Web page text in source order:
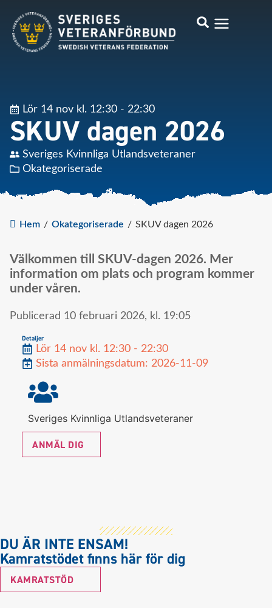
Lör 14 nov kl. 12:30 - 22:30
SKUV dagen 2026
Sveriges Kvinnliga Utlandsveteraner
Okategoriserade
Hem / Okategoriserade / SKUV dagen 2026
Välkommen till SKUV-dagen 2026. Mer
information om plats och program kommer
under våren.
Publicerad 10 februari 2026, kl. 19:05
Detaljer
Lör 14 nov kl. 12:30 - 22:30
Sista anmälningsdatum: 2026-11-09
Sveriges Kvinnliga Utlandsveteraner
ANMÄL DIG
DU ÄR INTE ENSAM!
Kamratstödet finns här för dig
KAMRATSTÖD